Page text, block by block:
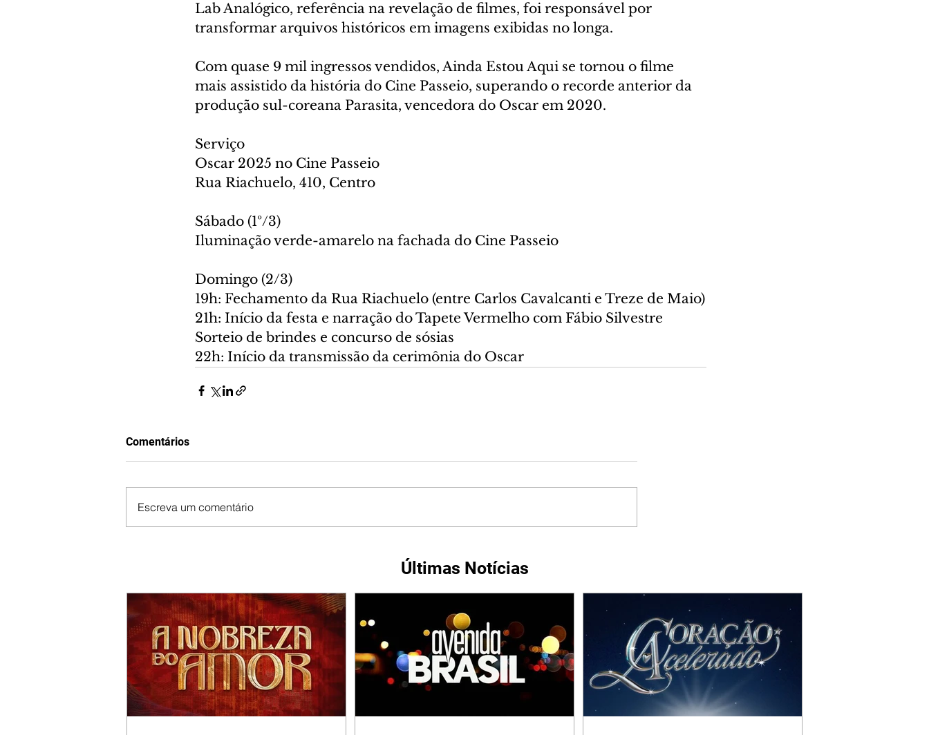
Lab Analógico, referência na revelação de filmes, foi responsável por
transformar arquivos históricos em imagens exibidas no longa.
Com quase 9 mil ingressos vendidos, Ainda Estou Aqui se tornou o filme
mais assistido da história do Cine Passeio, superando o recorde anterior da
produção sul-coreana Parasita, vencedora do Oscar em 2020.
Serviço
Oscar 2025 no Cine Passeio
Rua Riachuelo, 410, Centro
Sábado (1º/3)
Iluminação verde-amarelo na fachada do Cine Passeio
Domingo (2/3)
19h: Fechamento da Rua Riachuelo (entre Carlos Cavalcanti e Treze de Maio)
21h: Início da festa e narração do Tapete Vermelho com Fábio Silvestre
Sorteio de brindes e concurso de sósias
22h: Início da transmissão da cerimônia do Oscar
Comentários
Escreva um comentário
Últimas Notícias